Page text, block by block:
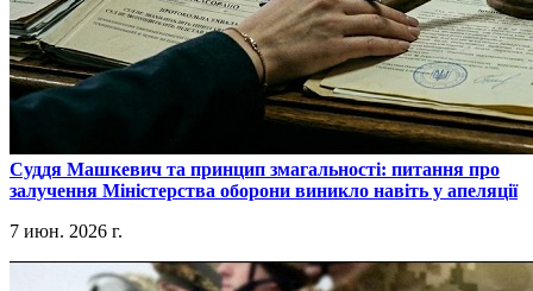
​Суддя Машкевич та принцип змагальності: питання про
залучення Міністерства оборони виникло навіть у апеляції
7 июн. 2026 г.